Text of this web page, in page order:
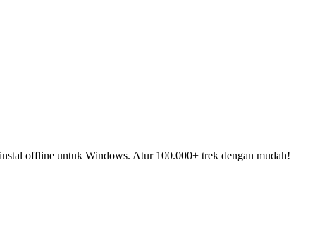
offline untuk Windows. Atur 100.000+ trek dengan mudah!